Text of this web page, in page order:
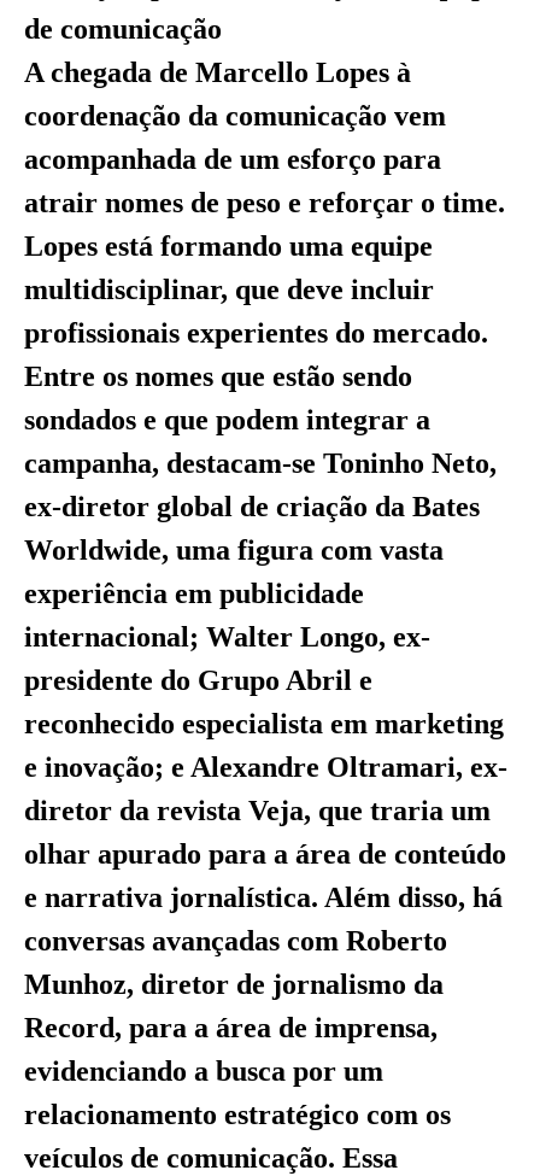
de comunicação
A chegada de Marcello Lopes à
coordenação da comunicação vem
acompanhada de um esforço para
atrair nomes de peso e reforçar o time.
Lopes está formando uma equipe
multidisciplinar, que deve incluir
profissionais experientes do mercado.
Entre os nomes que estão sendo
sondados e que podem integrar a
campanha, destacam-se Toninho Neto,
ex-diretor global de criação da Bates
Worldwide, uma figura com vasta
experiência em publicidade
internacional; Walter Longo, ex-
presidente do Grupo Abril e
reconhecido especialista em marketing
e inovação; e Alexandre Oltramari, ex-
diretor da revista Veja, que traria um
olhar apurado para a área de conteúdo
e narrativa jornalística. Além disso, há
conversas avançadas com Roberto
Munhoz, diretor de jornalismo da
Record, para a área de imprensa,
evidenciando a busca por um
relacionamento estratégico com os
veículos de comunicação. Essa